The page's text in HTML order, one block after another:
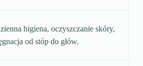
higiena, oczyszczanie skóry,
od stóp do głów.